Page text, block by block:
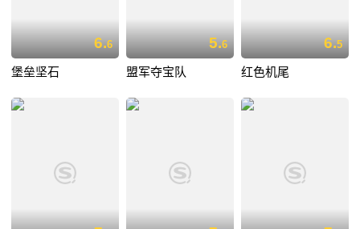
6.6
堡垒坚石
5.6
盟军夺宝队
6.5
红色机尾